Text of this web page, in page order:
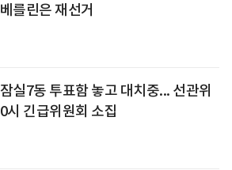
베를린은 재선거
잠실7동 투표함 놓고 대치중... 선관위
0시 긴급위원회 소집